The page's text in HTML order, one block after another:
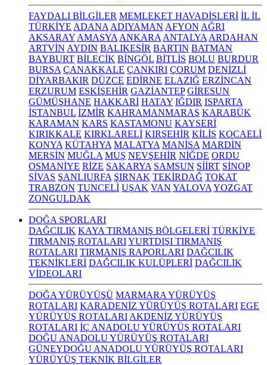
FAYDALI BİLGİLER MEMLEKET HAVADİSLERİ İL İL
TÜRKİYE ADANA ADIYAMAN AFYON AĞRI
AKSARAY AMASYA ANKARA ANTALYA ARDAHAN
ARTVİN AYDIN BALIKESİR BARTIN BATMAN
BAYBURT BİLECİK BİNGÖL BİTLİS BOLU BURDUR
BURSA ÇANAKKALE ÇANKIRI ÇORUM DENİZLİ
DİYARBAKIR DÜZCE EDİRNE ELAZIĞ ERZİNCAN
ERZURUM ESKİŞEHİR GAZİANTEP GİRESUN
GÜMÜŞHANE HAKKARİ HATAY IĞDIR ISPARTA
İSTANBUL İZMİR KAHRAMANMARAŞ KARABÜK
KARAMAN KARS KASTAMONU KAYSERİ
KIRIKKALE KIRKLARELİ KIRŞEHİR KİLİS KOCAELİ
KONYA KÜTAHYA MALATYA MANİSA MARDİN
MERSİN MUĞLA MUŞ NEVŞEHİR NİĞDE ORDU
OSMANİYE RİZE SAKARYA SAMSUN SİİRT SİNOP
SİVAS ŞANLIURFA ŞIRNAK TEKİRDAĞ TOKAT
TRABZON TUNCELİ UŞAK VAN YALOVA YOZGAT
ZONGULDAK
DOĞA SPORLARI
DAĞCILIK KAYA TIRMANIŞ BÖLGELERİ TÜRKİYE
TIRMANIŞ ROTALARIYURTDIŞI TIRMANIŞ
ROTALARI TIRMANIŞ RAPORLARI DAĞCILIK
TEKNİKLERİ DAĞCILIK KULÜPLERİ DAĞCILIK
VİDEOLARI
DOĞA YÜRÜYÜŞÜ MARMARA YÜRÜYÜŞ
ROTALARI KARADENİZ YÜRÜYÜŞ ROTALARI EGE
YÜRÜYÜŞ ROTALARI AKDENİZ YÜRÜYÜŞ
ROTALARI İÇ ANADOLU YÜRÜYÜŞ ROTALARI
DOĞU ANADOLU YÜRÜYÜŞ ROTALARI
GÜNEYDOĞU ANADOLU YÜRÜYÜŞ ROTALARI
YÜRÜYÜŞ TEKNİK BİLGİLER